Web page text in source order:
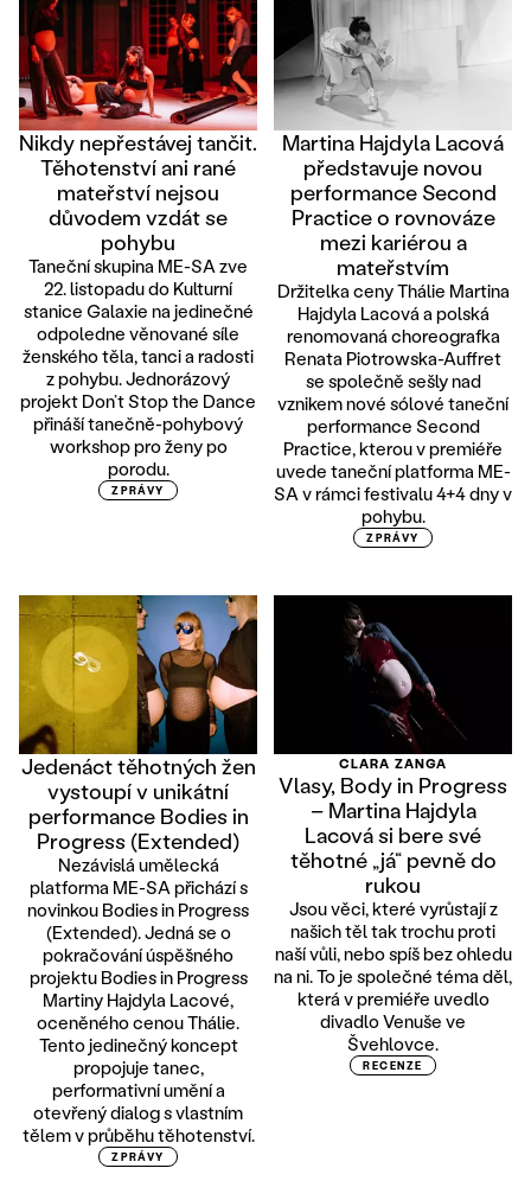
Nikdy nepřestávej tančit.
Těhotenství ani rané
mateřství nejsou
důvodem vzdát se
pohybu
Taneční skupina ME-SA zve
22. listopadu do Kulturní
stanice Galaxie na jedinečné
odpoledne věnované síle
ženského těla, tanci a radosti
z pohybu. Jednorázový
projekt Don’t Stop the Dance
přináší tanečně-pohybový
workshop pro ženy po
porodu.
ZPRÁVY
Martina Hajdyla Lacová
představuje novou
performance Second
Practice o rovnováze
mezi kariérou a
mateřstvím
Držitelka ceny Thálie Martina
Hajdyla Lacová a polská
renomovaná choreografka
Renata Piotrowska-Auffret
se společně sešly nad
vznikem nové sólové taneční
performance Second
Practice, kterou v premiéře
uvede taneční platforma ME-
SA v rámci festivalu 4+4 dny v
pohybu.
ZPRÁVY
Jedenáct těhotných žen
vystoupí v unikátní
performance Bodies in
Progress (Extended)
Nezávislá umělecká
platforma ME-SA přichází s
novinkou Bodies in Progress
(Extended). Jedná se o
pokračování úspěšného
projektu Bodies in Progress
Martiny Hajdyla Lacové,
oceněného cenou Thálie.
Tento jedinečný koncept
propojuje tanec,
performativní umění a
otevřený dialog s vlastním
tělem v průběhu těhotenství.
ZPRÁVY
CLARA ZANGA
Vlasy, Body in Progress
– Martina Hajdyla
Lacová si bere své
těhotné „já“ pevně do
rukou
Jsou věci, které vyrůstají z
našich těl tak trochu proti
naší vůli, nebo spíš bez ohledu
na ni. To je společné téma děl,
která v premiéře uvedlo
divadlo Venuše ve
Švehlovce.
RECENZE